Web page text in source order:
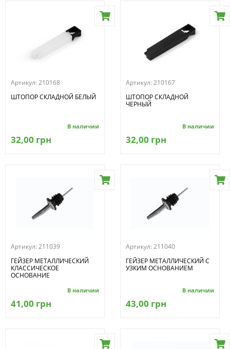
Артикул: 210168
ШТОПОР СКЛАДНОЙ БЕЛЫЙ
В наличии
32,00 грн
Артикул: 210167
ШТОПОР СКЛАДНОЙ
ЧЕРНЫЙ
В наличии
32,00 грн
Артикул: 211039
ГЕЙЗЕР МЕТАЛЛИЧЕСКИЙ
КЛАССИЧЕСКОЕ
ОСНОВАНИЕ
В наличии
41,00 грн
Артикул: 211040
ГЕЙЗЕР МЕТАЛЛИЧЕСКИЙ С
УЗКИМ ОСНОВАНИЕМ
В наличии
43,00 грн